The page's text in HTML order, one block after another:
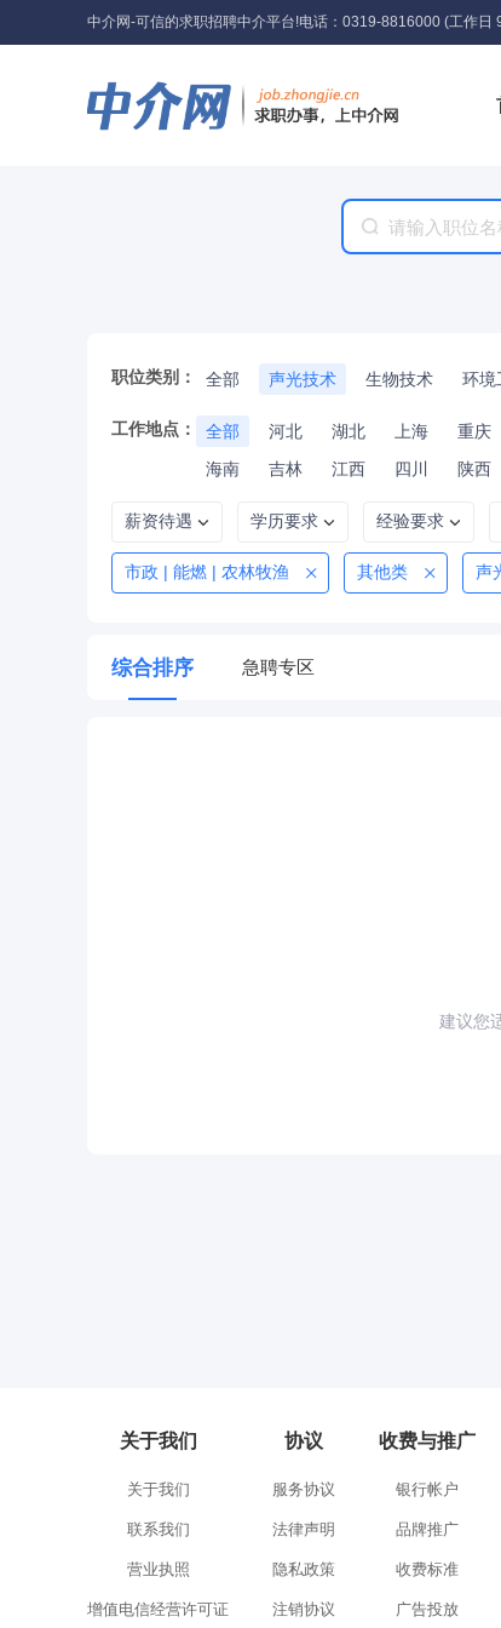
中介网-可信的求职招聘中介平台!电话：0319-8816000 (工作日
职位类别： 全部 声光技术 生物技术 环境
工作地点： 全部 河北 湖北 上海 重庆
海南
吉林 江西 四川 陕西
薪资待遇 学历要求 经验要求
市政 | 能燃 | 农林牧渔 其他类 声
综合排序 急聘专区
建议您
关于我们
关于我们
联系我们
营业执照
增值电信经营许可证
协议
服务协议
法律声明
隐私政策
注销协议
收费与推广
银行帐户
品牌推广
收费标准
广告投放